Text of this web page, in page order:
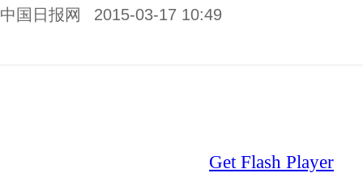
中国日报网 2015-03-17 10:49
Get Flash Player